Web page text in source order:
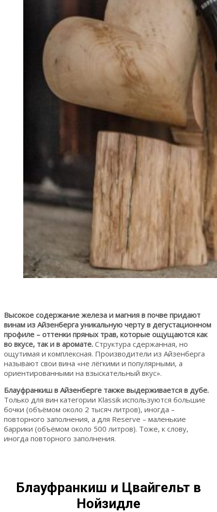
Высокое содержание железа и магния в почве придают
винам из Айзенберга уникальную черту в дегустационном
профиле – оттенки пряных трав, которые ощущаются как
во вкусе, так и в аромате. Структура сдержанная, но
ощутимая и комплексная. Производители из Айзенберга
называют свои вина «не лёгкими и популярными, а
ориентированными на взыскательный вкус».
Блауфранкиш в Айзенберге также выдерживается в дубе.
Только для вин категории Klassik используются большие
бочки (объёмом около 2 тысяч литров), иногда –
повторного заполнения, а для Reserve – маленькие
баррики (объёмом около 500 литров). Тоже, к слову,
иногда повторного заполнения.
Блауфранкиш и Цвайгельт в
Нойзидле